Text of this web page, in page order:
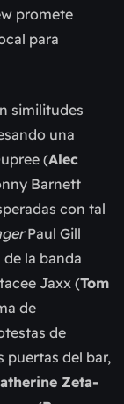
promete
para
similitudes
una
(Alec
Barnett
con tal
Paul Gill
la banda
Jaxx (Tom
de
de
puertas del bar,
Zeta-